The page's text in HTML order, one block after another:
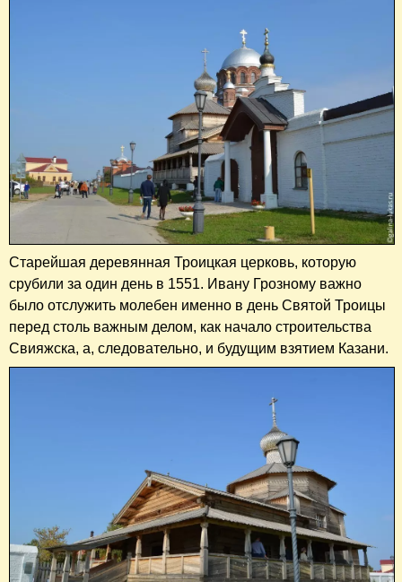
Старейшая деревянная Троицкая церковь, которую
срубили за один день в 1551. Ивану Грозному важно
было отслужить молебен именно в день Святой Троицы
перед столь важным делом, как начало строительства
Свияжска, а, следовательно, и будущим взятием Казани.